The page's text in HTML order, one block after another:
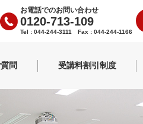
お電話でのお問い合わせ
0120-713-109
Tel : 044-244-3111 Fax : 044-244-1166
問 受講料割引制度